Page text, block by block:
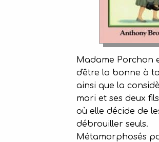
Madame Porchon
d'être la bonne à
ainsi que la
mari et ses deux
où elle décide de
débrouiller seuls.
Métamorphosés